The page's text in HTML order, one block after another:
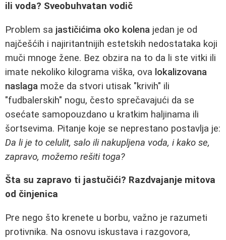
ili voda? Sveobuhvatan vodič
Problem sa jastičićima oko kolena jedan je od
najčešćih i najiritantnijih estetskih nedostataka koji
muči mnoge žene. Bez obzira na to da li ste vitki ili
imate nekoliko kilograma viška, ova lokalizovana
naslaga može da stvori utisak "krivih" ili
"fudbalerskih" nogu, često sprečavajući da se
osećate samopouzdano u kratkim haljinama ili
šortsevima. Pitanje koje se neprestano postavlja je:
Da li je to celulit, salo ili nakupljena voda, i kako se,
zapravo, možemo rešiti toga?
Šta su zapravo ti jastučići? Razdvajanje mitova
od činjenica
Pre nego što krenete u borbu, važno je razumeti
protivnika. Na osnovu iskustava i razgovora,